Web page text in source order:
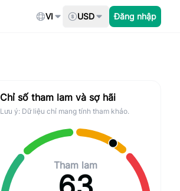
VI USD Đăng nhập
Chỉ số tham lam và sợ hãi
Lưu ý: Dữ liệu chỉ mang tính tham khảo.
Tham lam